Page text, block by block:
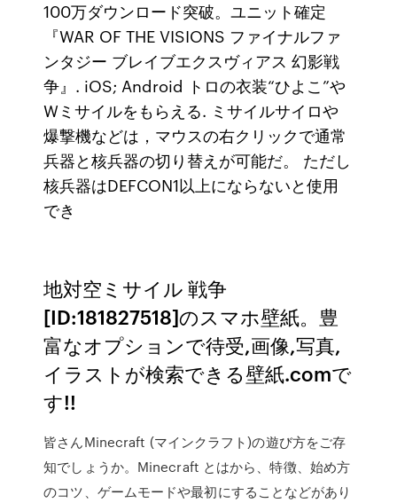
100万ダウンロード突破。ユニット確定
『WAR OF THE VISIONS ファイナルファ
ンタジー ブレイブエクスヴィアス 幻影戦
争』. iOS; Android トロの衣装“ひよこ”や
Wミサイルをもらえる. ミサイルサイロや
爆撃機などは，マウスの右クリックで通常
兵器と核兵器の切り替えが可能だ。 ただし
核兵器はDEFCON1以上にならないと使用
でき
地対空ミサイル 戦争
[ID:181827518]のスマホ壁紙。豊
富なオプションで待受,画像,写真,
イラストが検索できる壁紙.comで
す!!
皆さんMinecraft (マインクラフト)の遊び方をご存
知でしょうか。Minecraft とはから、特徴、始め方
のコツ、ゲームモードや最初にすることなどがあり